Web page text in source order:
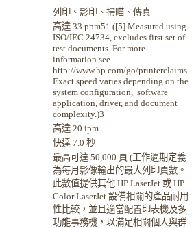
列印、影印、掃瞄、傳真
高達 33 ppm51 ([5] Measured using
ISO/IEC 24734, excludes first set of
test documents. For more
information see
http://www.hp.com/go/printerclaims.
Exact speed varies depending on the
system configuration, software
application, driver, and document
complexity.)3
高達 20 ipm
快達 7.0 秒
最高可達 50,000 頁 (工作週期定義
為每月影像輸出的最大列印頁數。
此數值提供其他 HP LaserJet 或 HP
Color LaserJet 設備相關的產品耐用
性比較，並且適當配置印表機及多
功能事務機，以滿足相關個人與群